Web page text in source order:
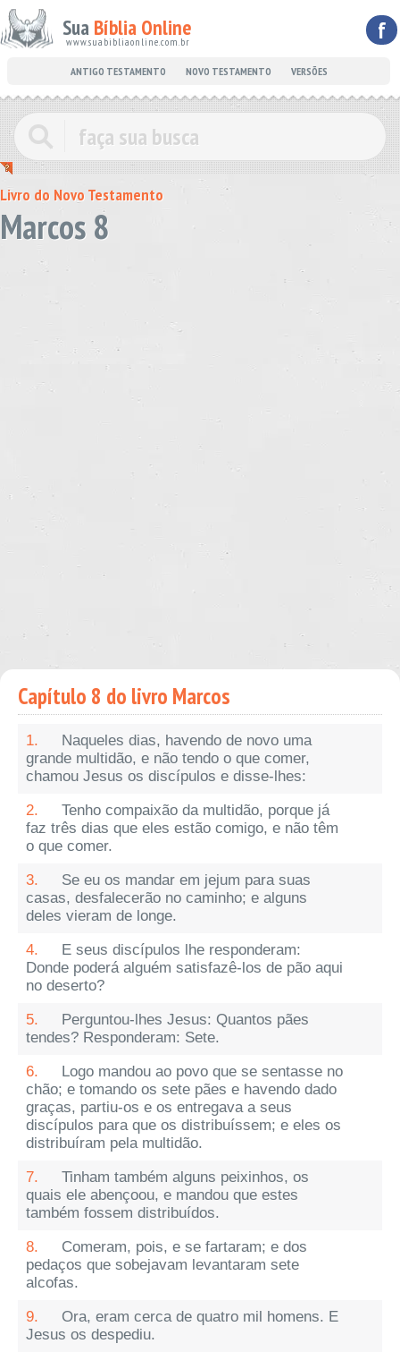
Sua Bíblia Online
www.suabibliaonline.com.br f
ANTIGO TESTAMENTO NOVO TESTAMENTO VERSÕES
Livro do Novo Testamento
Marcos 8
Capítulo 8 do livro Marcos
1.
Naqueles dias, havendo de novo uma
grande multidão, e não tendo o que comer,
chamou Jesus os discípulos e disse-lhes:
2.
Tenho compaixão da multidão, porque já
faz três dias que eles estão comigo, e não têm
o que comer.
3.
Se eu os mandar em jejum para suas
casas, desfalecerão no caminho; e alguns
deles vieram de longe.
4.
E seus discípulos lhe responderam:
Donde poderá alguém satisfazê-los de pão aqui
no deserto?
5.
Perguntou-lhes Jesus: Quantos pães
tendes? Responderam: Sete.
6.
Logo mandou ao povo que se sentasse no
chão; e tomando os sete pães e havendo dado
graças, partiu-os e os entregava a seus
discípulos para que os distribuíssem; e eles os
distribuíram pela multidão.
7.
Tinham também alguns peixinhos, os
quais ele abençoou, e mandou que estes
também fossem distribuídos.
8.
Comeram, pois, e se fartaram; e dos
pedaços que sobejavam levantaram sete
alcofas.
9.
Ora, eram cerca de quatro mil homens. E
Jesus os despediu.